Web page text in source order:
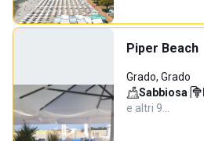
Piper Beach
Grado, Grado
Sabbiosa·
e altri 9…